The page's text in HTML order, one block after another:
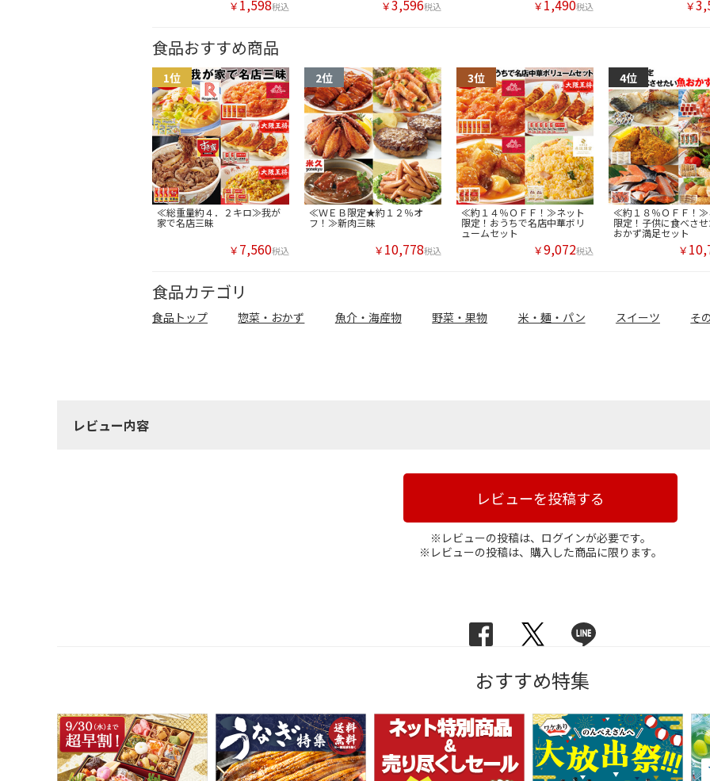
￥ 1,598税込 ￥3,596税込 ￥ 1,490税込 ￥
食品おすすめ商品
≪総重量約４．２キロ≫我が
家で名店三昧
￥ 7,560税込
≪ＷＥＢ限定★約１２％オ
フ！≫新肉三昧
￥ 10,778税込
≪約１４％ＯＦＦ！≫ネット
限定！おうちで名店中華ボリ
ュームセット
￥9,072税込
≪約１８％ＯＦＦ！≫
限定！子供に食べさせ
おかず満足セット
￥
食品カテゴリ
食品トップ 惣菜・おかず 魚介・海産物 野菜・果物 米・麺・パン スイーツ そ
レビュー内容
レビューを投稿する
※レビューの投稿は、ログインが必要です。
※レビューの投稿は、購入した商品に限ります。
おすすめ特集